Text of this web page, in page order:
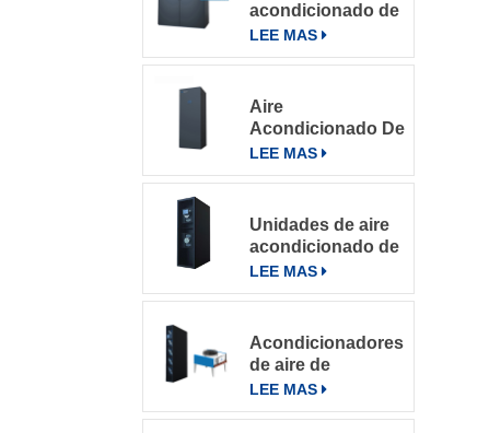
acondicionado de
precisión para
salas de
grandes
LEE MAS
Aire
Acondicionado De
Precisión Para
Salas De
LEE MAS
Unidades de aire
acondicionado de
precisión con
refrigeración por
LEE MAS
Acondicionadores
de aire de
precisión en fila
de la serie
LEE MAS